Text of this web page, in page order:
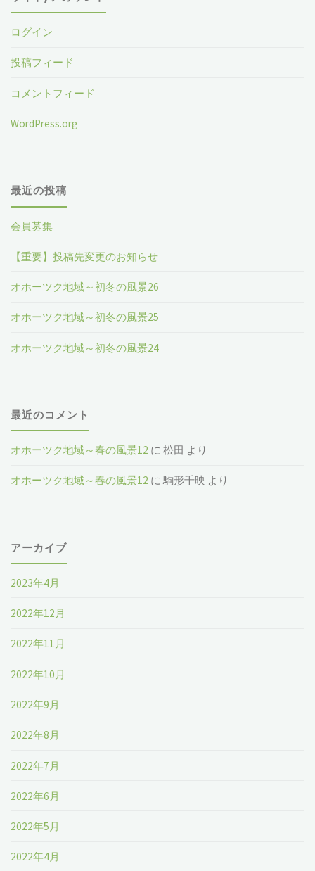
ログイン
投稿フィード
コメントフィード
WordPress.org
最近の投稿
会員募集
【重要】投稿先変更のお知らせ
オホーツク地域～初冬の風景26
オホーツク地域～初冬の風景25
オホーツク地域～初冬の風景24
最近のコメント
オホーツク地域～春の風景12 に松田 より
オホーツク地域～春の風景12 に駒形千映 より
アーカイブ
2023年4月
2022年12月
2022年11月
2022年10月
2022年9月
2022年8月
2022年7月
2022年6月
2022年5月
2022年4月